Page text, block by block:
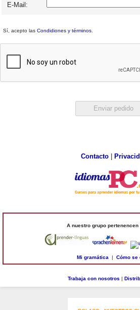
E-Mail:
Sí, acepto las Condidiones y términos
Contacto|
A nuestro grupo pertenencen
Mi gramática | Cómo se
Trabaja con nosotros |